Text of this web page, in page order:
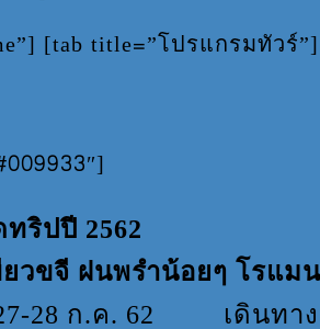
[tab title=”โปรแกรมทัวร์
ริปปี 2562
ยวขจี ฝนพรำน้อยๆ โรแม
28 ก.ค. 62 เดินทาง